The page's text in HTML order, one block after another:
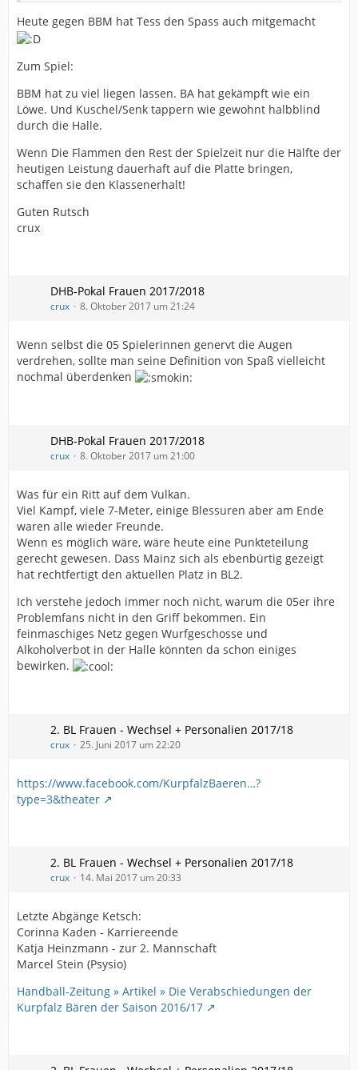
Heute gegen BBM hat Tess den Spass auch mitgemacht
Zum Spiel:
BBM hat zu viel liegen lassen. BA hat gekämpft wie ein
Löwe. Und Kuschel/Senk tappern wie gewohnt halbblind
durch die Halle.
Wenn Die Flammen den Rest der Spielzeit nur die Hälfte der
heutigen Leistung dauerhaft auf die Platte bringen,
schaffen sie den Klassenerhalt!
Guten Rutsch
crux
DHB-Pokal Frauen 2017/2018
crux 8. Oktober 2017 um 21:24
Wenn selbst die 05 Spielerinnen genervt die Augen
verdrehen, sollte man seine Definition von Spaß vielleicht
nochmal überdenken
DHB-Pokal Frauen 2017/2018
crux 8. Oktober 2017 um 21:00
Was für ein Ritt auf dem Vulkan.
Viel Kampf, viele 7-Meter, einige Blessuren aber am Ende
waren alle wieder Freunde.
Wenn es möglich wäre, wäre heute eine Punkteteilung
gerecht gewesen. Dass Mainz sich als ebenbürtig gezeigt
hat rechtfertigt den aktuellen Platz in BL2.
Ich verstehe jedoch immer noch nicht, warum die 05er ihre
Problemfans nicht in den Griff bekommen. Ein
feinmaschiges Netz gegen Wurfgeschosse und
Alkoholverbot in der Halle könnten da schon einiges
bewirken.
2. BL Frauen - Wechsel + Personalien 2017/18
crux 25. Juni 2017 um 22:20
https://www.facebook.com/KurpfalzBaeren…?
type=3&theater
2. BL Frauen - Wechsel + Personalien 2017/18
crux 14. Mai 2017 um 20:33
Letzte Abgänge Ketsch:
Corinna Kaden - Karriereende
Katja Heinzmann - zur 2. Mannschaft
Marcel Stein (Psysio)
Handball-Zeitung » Artikel » Die Verabschiedungen der
Kurpfalz Bären der Saison 2016/17